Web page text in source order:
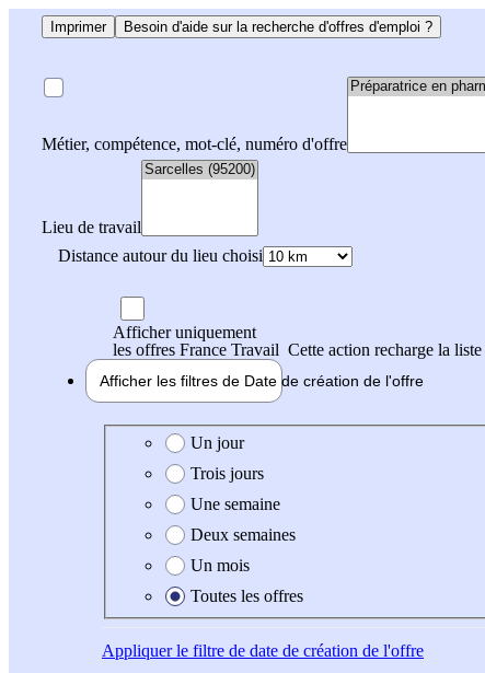
Imprimer Besoin d'aide sur la recherche d'offres d'emploi ?
Métier, compétence, mot-clé, numéro d'offre
Lieu de travail
Distance autour du lieu choisi
Afficher uniquement
les offres France Travail Cette action recharge la
Afficher les filtres de Date de création de l'offre
Date de création de l'offre
Un jour
Trois jours
Une semaine
Deux semaines
Un mois
Toutes les offres
Appliquerle filtre de date de création de l'offre